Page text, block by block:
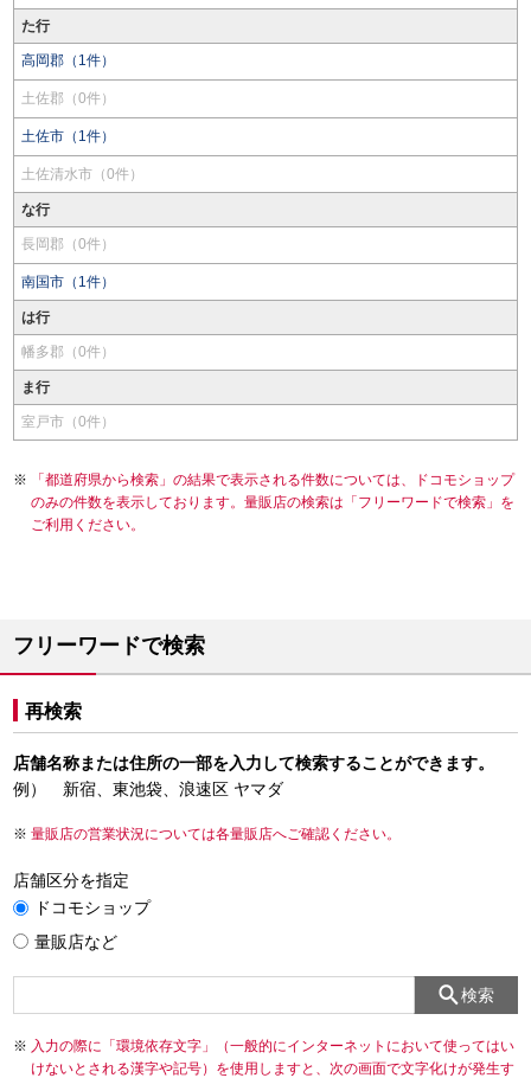
た行
高岡郡（1件）
土佐郡（0件）
土佐市（1件）
土佐清水市（0件）
な行
長岡郡（0件）
南国市（1件）
は行
幡多郡（0件）
ま行
室戸市（0件）
「都道府県から検索」の結果で表示される件数については、ドコモショップ
のみの件数を表示しております。量販店の検索は「フリーワードで検索」を
ご利用ください。
フリーワードで検索
再検索
店舗名称または住所の一部を入力して検索することができます。
例） 新宿、東池袋、浪速区 ヤマダ
量販店の営業状況については各量販店へご確認ください。
店舗区分を指定
ドコモショップ
量販店など
検索
入力の際に「環境依存文字」（一般的にインターネットにおいて使ってはい
けないとされる漢字や記号）を使用しますと、次の画面で文字化けが発生す